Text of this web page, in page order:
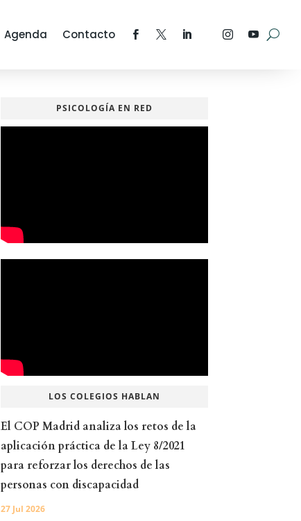
Agenda Contacto
PSICOLOGÍA EN RED
LOS COLEGIOS HABLAN
El COP Madrid analiza los retos de la
aplicación práctica de la Ley 8/2021
para reforzar los derechos de las
personas con discapacidad
27 Jul 2026